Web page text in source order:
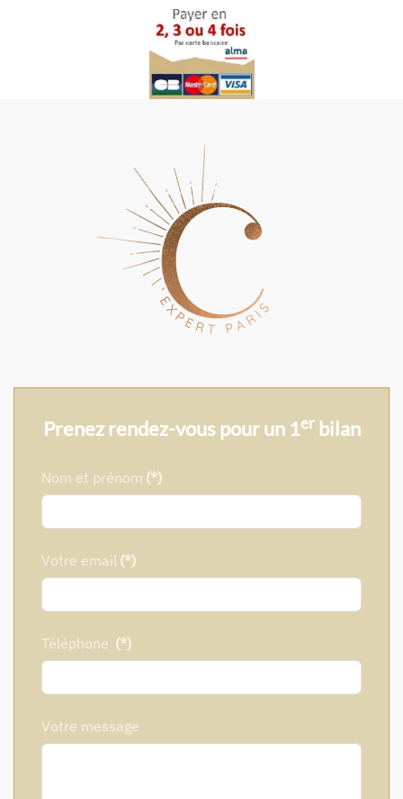
Prenez rendez-vous pour un 1erbilan
Nom et prénom (*)
Votre email (*)
Téléphone (*)
Votre message